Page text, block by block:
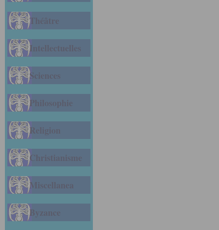
Théâtre
Intellectuelles
Sciences
Philosophie
Religion
Christianisme
Miscellanea
Byzance